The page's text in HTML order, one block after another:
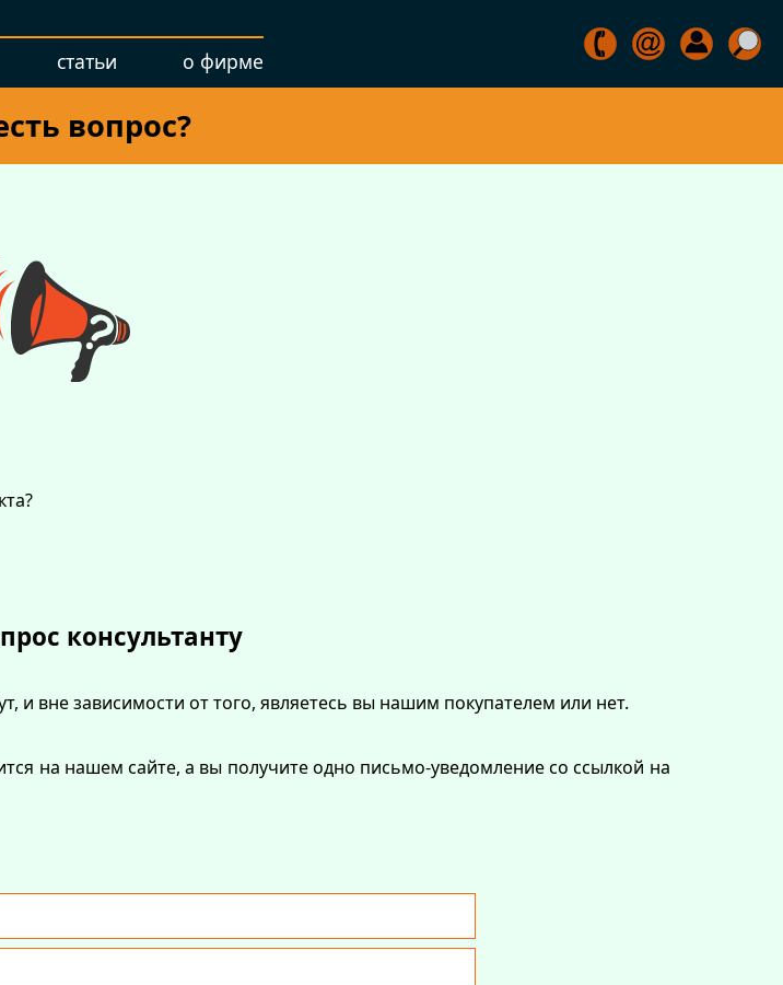
статьи о фирме
вопрос?
консультанту
и вне зависимости от того, являетесь вы нашим покупателем или нет.
на нашем сайте, а вы получите одно письмо-уведомление со ссылкой на